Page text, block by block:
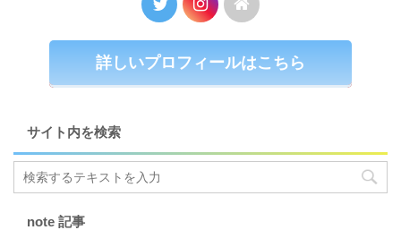
詳しいプロフィールはこちら
サイト内を検索
note 記事